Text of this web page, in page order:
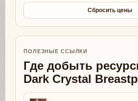
Сбросить цены
ПОЛЕЗНЫЕ ССЫЛКИ
Где добыть
Dark Crystal